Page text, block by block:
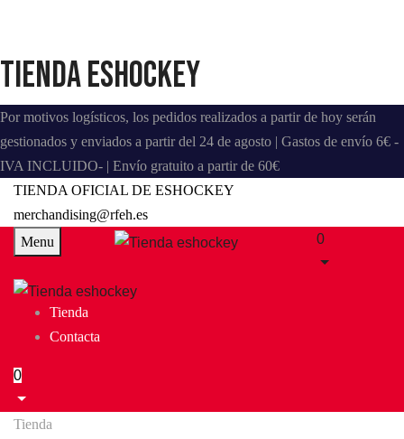
Tienda eshockey
Por motivos logísticos, los pedidos realizados a partir de hoy serán
gestionados y enviados a partir del 24 de agosto | Gastos de envío 6€ -
IVA INCLUIDO- | Envío gratuito a partir de 60€
TIENDA OFICIAL DE ESHOCKEY
merchandising@rfeh.es
Menu
0
Tienda
Contacta
0
Tienda